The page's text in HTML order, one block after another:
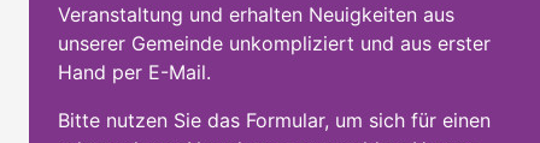
Veranstaltung und erhalten Neuigkeiten aus
unserer Gemeinde unkompliziert und aus erster
Hand per E-Mail.
Bitte nutzen Sie das Formular, um sich für einen